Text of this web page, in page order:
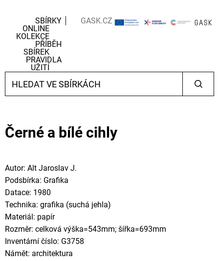
SBÍRKY
ONLINE
KOLEKCE
PŘÍBĚH
SBÍREK
PRAVIDLA
UŽITÍ
GASK.CZ
Černé a bílé cihly
Autor: Alt Jaroslav J.
Podsbírka: Grafika
Datace: 1980
Technika: grafika (suchá jehla)
Materiál: papír
Rozměr: celková výška=543mm; šířka=693mm
Inventární číslo: G3758
Námět: architektura